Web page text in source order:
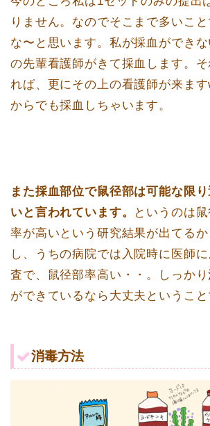
りません。なのでそこまで多いこ
な〜と思います。私が採血ができ
の先輩看護師がきて採血します。
れば、更にその上の看護師が来ま
からでも採血しちゃいます。
また採血部位で鼠径部は可能な限
いと言われています。
というのは
率が高いという研究結果が出てる
し、うちの病院では入院時に医師
査で、鼠径部率高い・・。しっか
ができているなら大丈夫ということ
消毒方法